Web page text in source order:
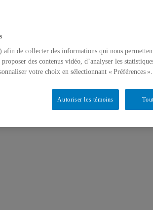
afin de collecter des informations qui nous
des contenus vidéo, d’analyser les
votre choix en sélectionnant « Préférences ».
Autoriser les témoins